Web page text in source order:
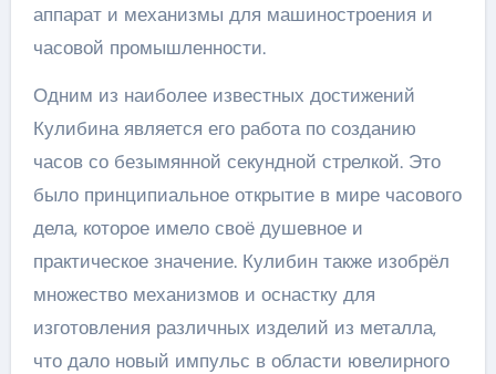
аппарат и механизмы для машиностроения и
часовой промышленности.
Одним из наиболее известных достижений
Кулибина является его работа по созданию
часов со безымянной секундной стрелкой. Это
было принципиальное открытие в мире часового
дела, которое имело своё душевное и
практическое значение. Кулибин также изобрёл
множество механизмов и оснастку для
изготовления различных изделий из металла,
что дало новый импульс в области ювелирного